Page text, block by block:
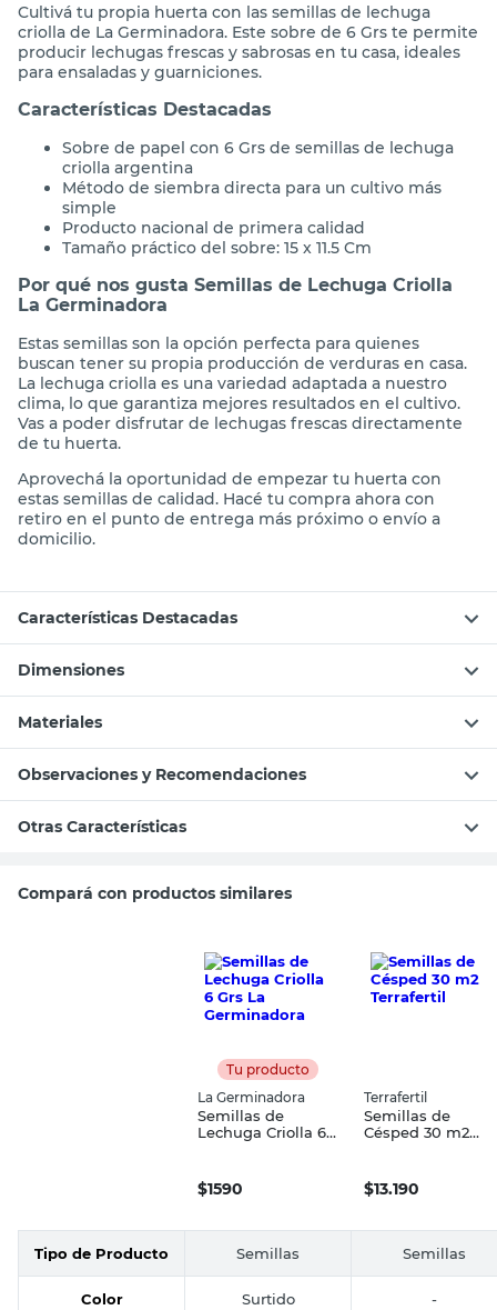
Cultivá tu propia huerta con las semillas de lechuga
criolla de La Germinadora. Este sobre de 6 Grs te permite
producir lechugas frescas y sabrosas en tu casa, ideales
para ensaladas y guarniciones.
Características Destacadas
Sobre de papel con 6 Grs de semillas de lechuga
criolla argentina
Método de siembra directa para un cultivo más
simple
Producto nacional de primera calidad
Tamaño práctico del sobre: 15 x 11.5 Cm
Por qué nos gusta Semillas de Lechuga Criolla
La Germinadora
Estas semillas son la opción perfecta para quienes
buscan tener su propia producción de verduras en casa.
La lechuga criolla es una variedad adaptada a nuestro
clima, lo que garantiza mejores resultados en el cultivo.
Vas a poder disfrutar de lechugas frescas directamente
de tu huerta.
Aprovechá la oportunidad de empezar tu huerta con
estas semillas de calidad. Hacé tu compra ahora con
retiro en el punto de entrega más próximo o envío a
domicilio.
Características Destacadas
Dimensiones
Materiales
Observaciones y Recomendaciones
Otras Características
Compará con productos similares
Tu producto
La Germinadora
Semillas de
Lechuga Criolla 6
$1590
Terrafertil
Semillas de
Césped 30 m2
$13.190
Tipo de Producto Semillas Semillas
Color Surtido -